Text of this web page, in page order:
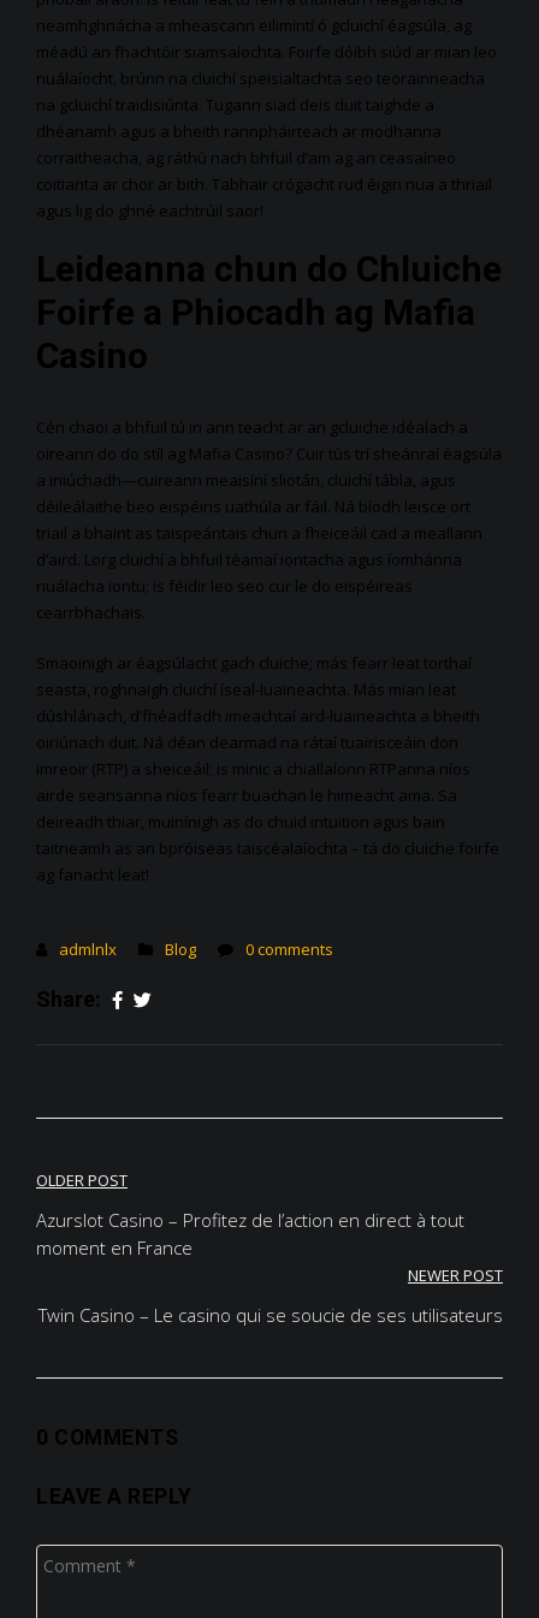
neamhghnácha a mheascann eilimintí ó gcluichí éagsúla, ag
méadú an fhachtóir siamsaíochta. Foirfe dóibh siúd ar mian leo
nuálaíocht, brúnn na cluichí speisialtachta seo teorainneacha
na gcluichí traidisiúnta. Tugann siad deis duit taighde a
dhéanamh agus a bheith rannpháirteach ar modhanna
corraitheacha, ag ráthú nach bhfuil d’am ag an ceasaíneo
coitianta ar chor ar bith. Tabhair crógacht rud éigin nua a thriail
agus lig do ghné eachtrúil saor!
Leideanna chun do Chluiche
Foirfe a Phiocadh ag Mafia
Casino
Cén chaoi a bhfuil tú in ann teacht ar an gcluiche idéalach a
oireann do do stíl ag Mafia Casino? Cuir tús trí sheánraí éagsúla
a iniúchadh—cuireann meaisíní sliotán, cluichí tábla, agus
déileálaithe beo eispéiris uathúla ar fáil. Ná bíodh leisce ort
triail a bhaint as taispeántais chun a fheiceáil cad a meallann
d’aird. Lorg cluichí a bhfuil téamaí iontacha agus íomhánna
nuálacha iontu; is féidir leo seo cur le do eispéireas
cearrbhachais.
Smaoinigh ar éagsúlacht gach cluiche; más fearr leat torthaí
seasta, roghnaigh cluichí íseal-luaineachta. Más mian leat
dúshlánach, d’fhéadfadh imeachtaí ard-luaineachta a bheith
oiriúnach duit. Ná déan dearmad na rátaí tuairisceáin don
imreoir (RTP) a sheiceáil; is minic a chiallaíonn RTPanna níos
airde seansanna níos fearr buachan le himeacht ama. Sa
deireadh thiar, muinínigh as do chuid intuition agus bain
taitneamh as an bpróiseas taiscéalaíochta – tá do cluiche foirfe
ag fanacht leat!
admlnlx Blog 0 comments
Share:
Post
navigation
OLDER POST
Azurslot Casino – Profitez de l’action en direct à tout
moment en France
NEWER POST
Twin Casino – Le casino qui se soucie de ses utilisateurs
0 COMMENTS
LEAVE A REPLY